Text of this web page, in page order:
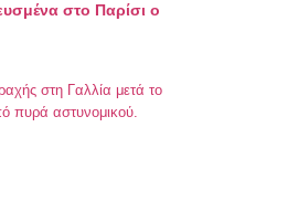
στο Παρίσι ο
στη Γαλλία μετά το
πυρά αστυνομικού.